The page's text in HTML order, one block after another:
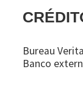
Bureau
Banco